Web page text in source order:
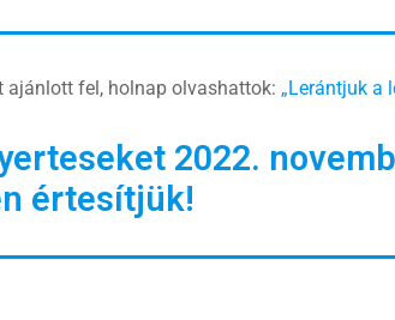
ajánlott fel, holnap olvashattok: „Lerántjuk a
2022.
értesítjük!